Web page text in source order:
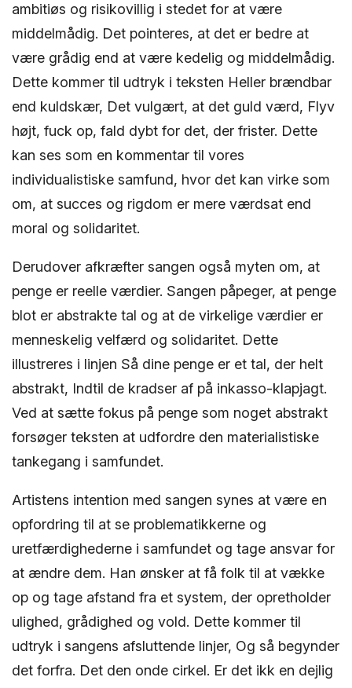
ambitiøs og risikovillig i stedet for at være
middelmådig. Det pointeres, at det er bedre at
være grådig end at være kedelig og middelmådig.
Dette kommer til udtryk i teksten Heller brændbar
end kuldskær, Det vulgært, at det guld værd, Flyv
højt, fuck op, fald dybt for det, der frister. Dette
kan ses som en kommentar til vores
individualistiske samfund, hvor det kan virke som
om, at succes og rigdom er mere værdsat end
moral og solidaritet.
Derudover afkræfter sangen også myten om, at
penge er reelle værdier. Sangen påpeger, at penge
blot er abstrakte tal og at de virkelige værdier er
menneskelig velfærd og solidaritet. Dette
illustreres i linjen Så dine penge er et tal, der helt
abstrakt, Indtil de kradser af på inkasso-klapjagt.
Ved at sætte fokus på penge som noget abstrakt
forsøger teksten at udfordre den materialistiske
tankegang i samfundet.
Artistens intention med sangen synes at være en
opfordring til at se problematikkerne og
uretfærdighederne i samfundet og tage ansvar for
at ændre dem. Han ønsker at få folk til at vække
op og tage afstand fra et system, der opretholder
ulighed, grådighed og vold. Dette kommer til
udtryk i sangens afsluttende linjer, Og så begynder
det forfra. Det den onde cirkel. Er det ikk en dejlig